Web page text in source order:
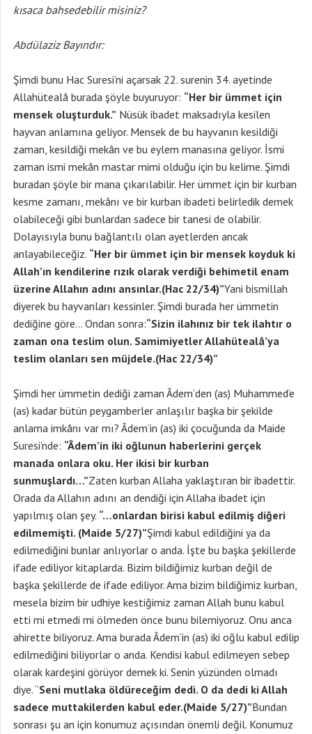
kısaca bahsedebilir misiniz?
Abdülaziz Bayındır:
Şimdi bunu Hac Suresi’ni açarsak 22. surenin 34. ayetinde
Allahütealâ burada şöyle buyuruyor: “Her bir ümmet için
mensek oluşturduk.” Nüsük ibadet maksadıyla kesilen
hayvan anlamına geliyor. Mensek de bu hayvanın kesildiği
zaman, kesildiği mekân ve bu eylem manasına geliyor. İsmi
zaman ismi mekân mastar mimi olduğu için bu kelime. Şimdi
buradan şöyle bir mana çıkarılabilir. Her ümmet için bir kurban
kesme zamanı, mekânı ve bir kurban ibadeti belirledik demek
olabileceği gibi bunlardan sadece bir tanesi de olabilir.
Dolayısıyla bunu bağlantılı olan ayetlerden ancak
anlayabileceğiz. “Her bir ümmet için bir mensek koyduk ki
Allah’ın kendilerine rızık olarak verdiği behimetil enam
üzerine Allahın adını ansınlar.(Hac 22/34)”Yani bismillah
diyerek bu hayvanları kessinler. Şimdi burada her ümmetin
dediğine göre… Ondan sonra:“Sizin ilahınız bir tek ilahtır o
zaman ona teslim olun. Samimiyetler Allahütealâ’ya
teslim olanları sen müjdele.(Hac 22/34)”
Şimdi her ümmetin dediği zaman Âdem’den (as) Muhammed’e
(as) kadar bütün peygamberler anlaşılır başka bir şekilde
anlama imkânı var mı? Âdem’in (as) iki çocuğunda da Maide
Suresi’nde: “Âdem’in iki oğlunun haberlerini gerçek
manada onlara oku. Her ikisi bir kurban
sunmuşlardı…”Zaten kurban Allaha yaklaştıran bir ibadettir.
Orada da Allahın adını an dendiği için Allaha ibadet için
yapılmış olan şey. “…onlardan birisi kabul edilmiş diğeri
edilmemişti. (Maide 5/27)”Şimdi kabul edildiğini ya da
edilmediğini bunlar anlıyorlar o anda. İşte bu başka şekillerde
ifade ediliyor kitaplarda. Bizim bildiğimiz kurban değil de
başka şekillerde de ifade ediliyor. Ama bizim bildiğimiz kurban,
mesela bizim bir udhiye kestiğimiz zaman Allah bunu kabul
etti mi etmedi mi ölmeden önce bunu bilemiyoruz. Onu anca
ahirette biliyoruz. Ama burada Âdem’in (as) iki oğlu kabul edilip
edilmediğini biliyorlar o anda. Kendisi kabul edilmeyen sebep
olarak kardeşini görüyor demek ki. Senin yüzünden olmadı
diye. “Seni mutlaka öldüreceğim dedi. O da dedi ki Allah
sadece muttakilerden kabul eder.(Maide 5/27)”Bundan
sonrası şu an için konumuz açısından önemli değil. Konumuz